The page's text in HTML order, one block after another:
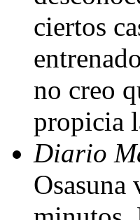
ciertos
no creo
propicia
Diario
Osasuna